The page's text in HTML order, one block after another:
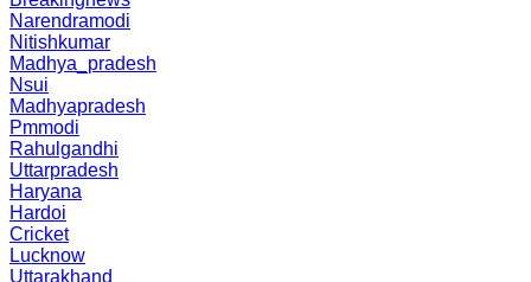
Narendramodi
Nitishkumar
Madhya_pradesh
Nsui
Madhyapradesh
Pmmodi
Rahulgandhi
Uttarpradesh
Haryana
Hardoi
Cricket
Lucknow
Uttarakhand